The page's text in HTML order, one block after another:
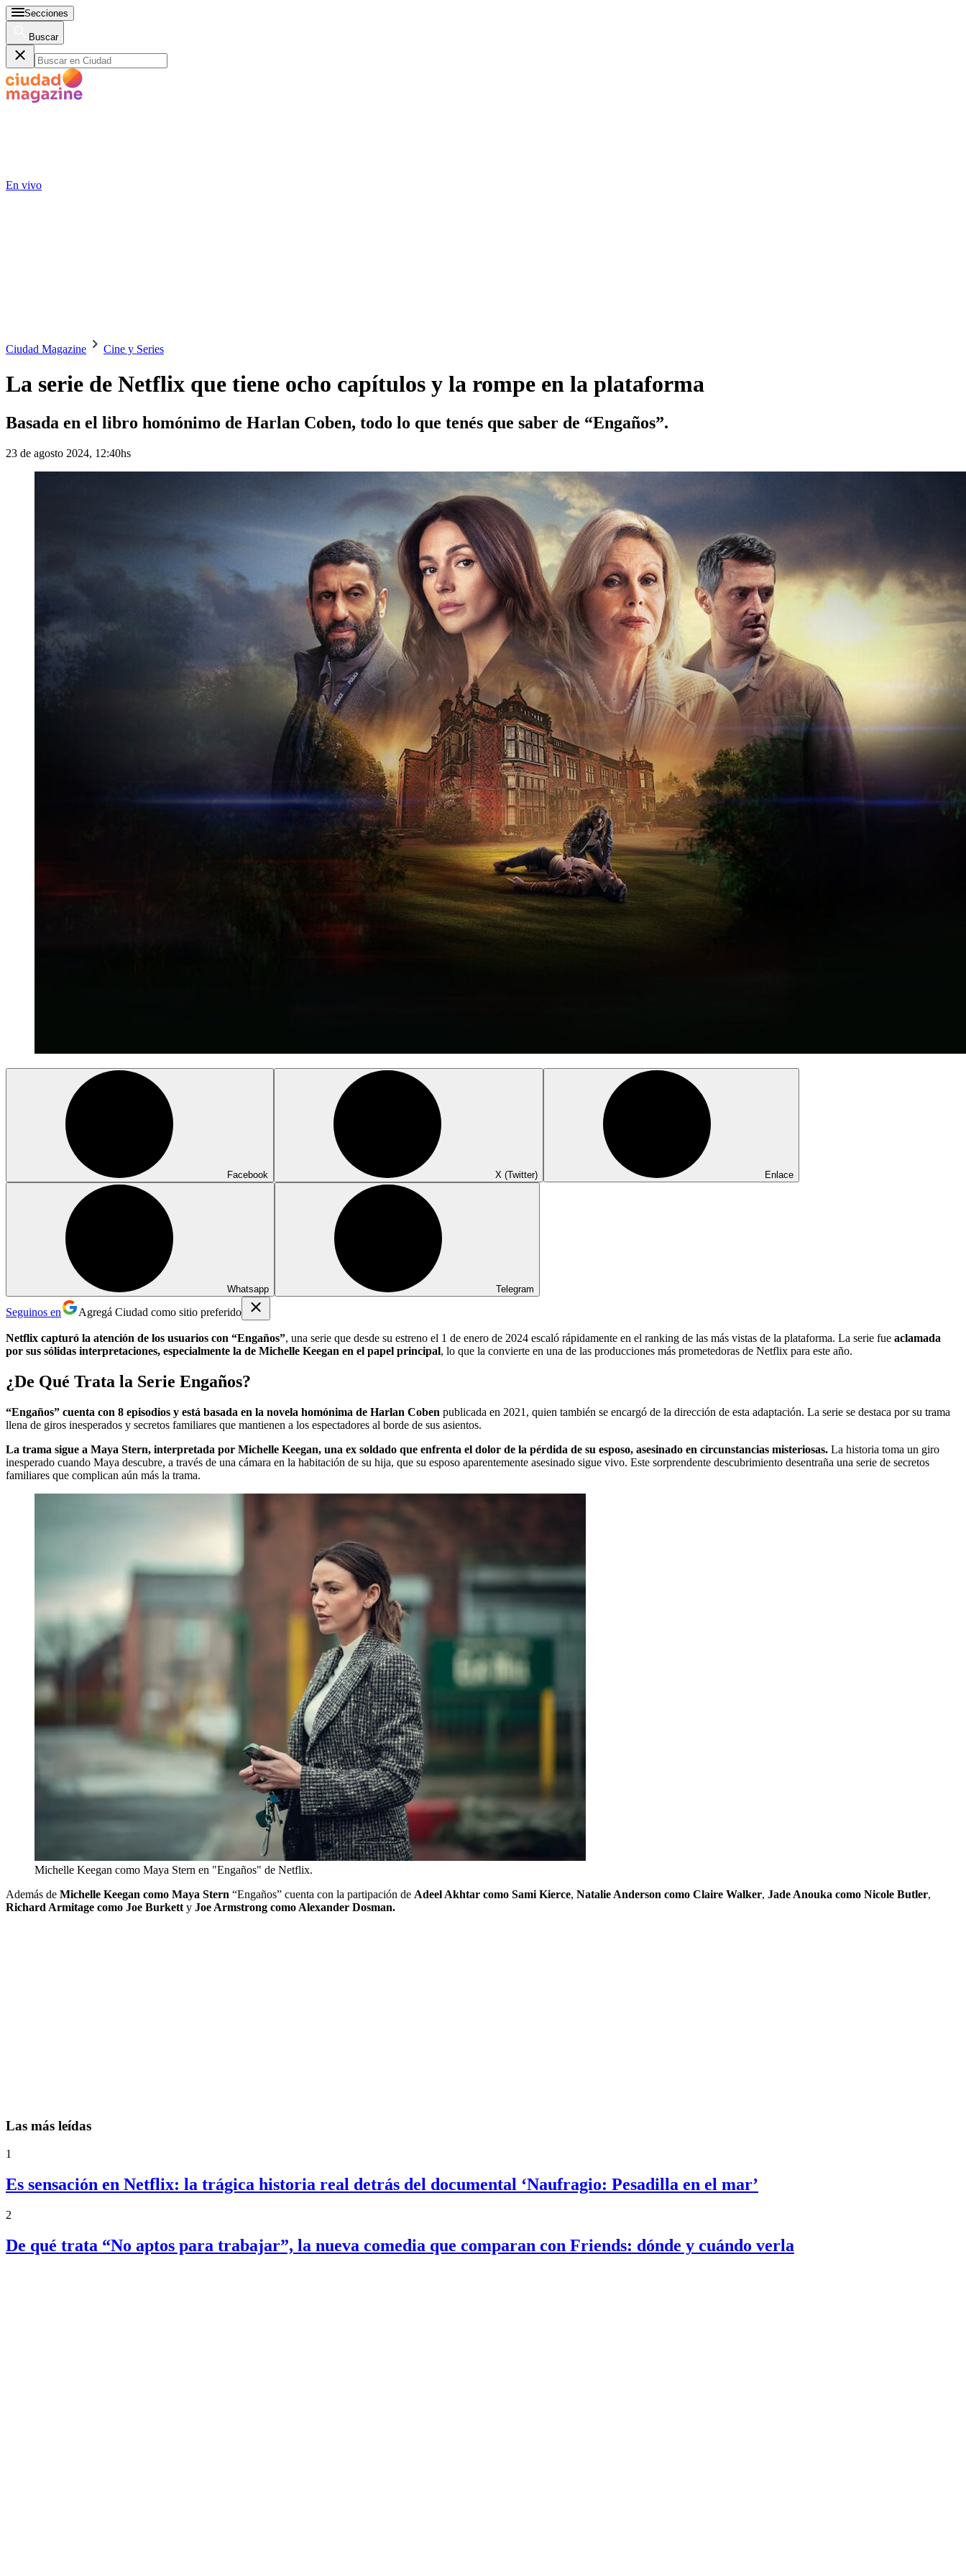
Secciones
Buscar
En vivo
Ciudad Magazine Cine y Series
La serie de Netflix que tiene ocho capítulos y la rompe en la plataforma
Basada en el libro homónimo de Harlan Coben, todo lo que tenés que saber de “Engaños”.
23 de agosto 2024, 12:40hs
Facebook X (Twitter) Enlace
Whatsapp Telegram
Seguinos en Agregá Ciudad como sitio preferido
Netflix capturó la atención de los usuarios con “Engaños”, una serie que desde su estreno el 1 de enero de 2024 escaló rápidamente en el ranking de las más vistas de la plataforma. La serie fue aclamada
por sus sólidas interpretaciones, especialmente la de Michelle Keegan en el papel principal, lo que la convierte en una de las producciones más prometedoras de Netflix para este año.
¿De Qué Trata la Serie Engaños?
“Engaños” cuenta con 8 episodios y está basada en la novela homónima de Harlan Coben publicada en 2021, quien también se encargó de la dirección de esta adaptación. La serie se destaca por su trama
llena de giros inesperados y secretos familiares que mantienen a los espectadores al borde de sus asientos.
La trama sigue a Maya Stern, interpretada por Michelle Keegan, una ex soldado que enfrenta el dolor de la pérdida de su esposo, asesinado en circunstancias misteriosas. La historia toma un giro
inesperado cuando Maya descubre, a través de una cámara en la habitación de su hija, que su esposo aparentemente asesinado sigue vivo. Este sorprendente descubrimiento desentraña una serie de secretos
familiares que complican aún más la trama.
Michelle Keegan como Maya Stern en "Engaños" de Netflix.
Además de Michelle Keegan como Maya Stern “Engaños” cuenta con la partipación de Adeel Akhtar como Sami Kierce, Natalie Anderson como Claire Walker, Jade Anouka como Nicole Butler,
Richard Armitage como Joe Burkett y Joe Armstrong como Alexander Dosman.
Las más leídas
1
Es sensación en Netflix: la trágica historia real detrás del documental ‘Naufragio: Pesadilla en el mar’
2
De qué trata “No aptos para trabajar”, la nueva comedia que comparan con Friends: dónde y cuándo verla